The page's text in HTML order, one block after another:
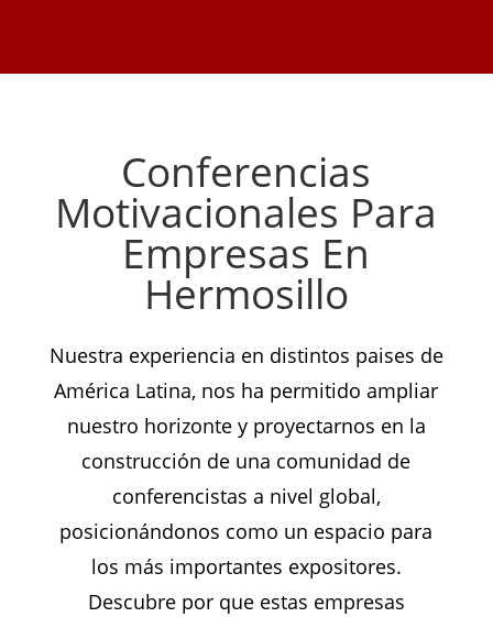
Conferencias
Motivacionales Para
Empresas En
Hermosillo
Nuestra experiencia en distintos paises de
América Latina, nos ha permitido ampliar
nuestro horizonte y proyectarnos en la
construcción de una comunidad de
conferencistas a nivel global,
posicionándonos como un espacio para
los más importantes expositores.
Descubre por que estas empresas